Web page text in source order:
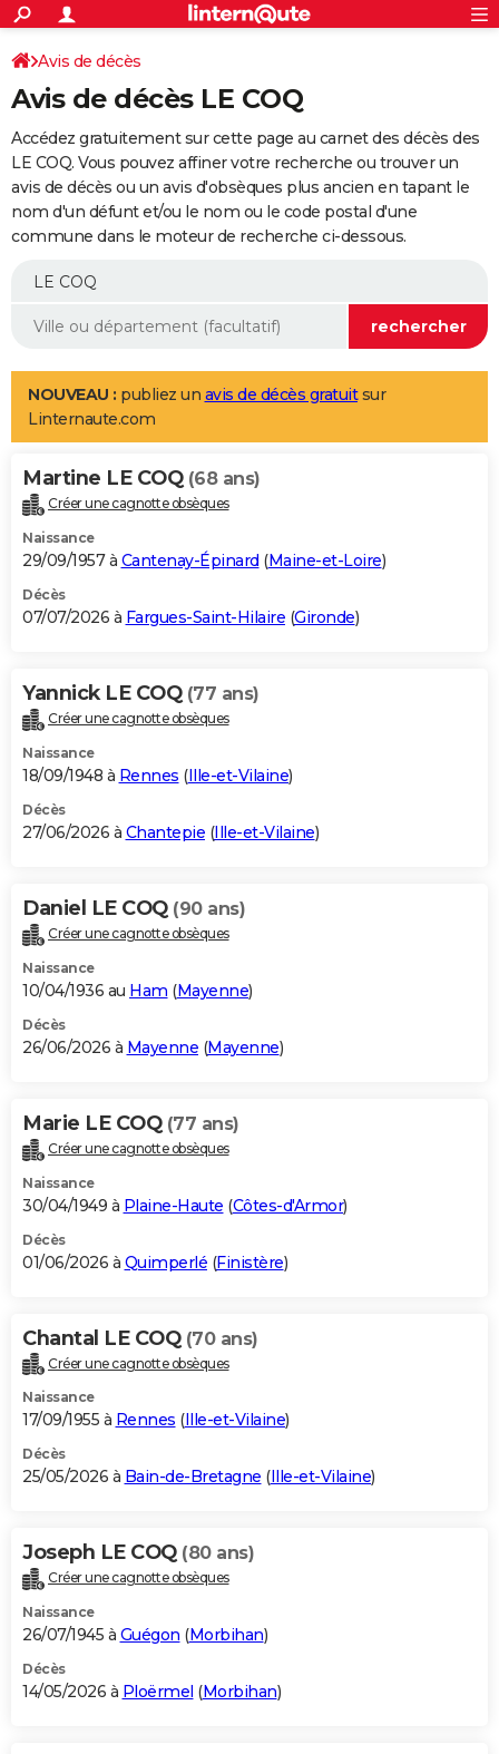
ACTUALITÉS
Politique
Société
Faits Divers
Education
Monde
Villes
+
SPORT
Coupe du monde 2026
Football
Tennis
Cyclisme
Rugby
Forum
Programme TV
TNTStreaming
Cinéma
Sorties cinéma
Musique
+FINANCE
Retraite
Epargne
Immobilier
Risques naturels par ville
Banque
Assurance
AUTO
Essais
Réserver un essai
Citadines
Berlines
SUV
Forum auto
+
Mobiles
Meilleur smartphone
Internet
Ordinateurs
Jeux vidéo
Guide high-tech
Aménagement intérieur
LIFESTYLE
Art de vivre
Bien-être
Loisirs
Mode
Modes de vie
Alimentation
Guide de la santé
Maladies
Médicaments
Sommeil
VOYAGE
Destinations
City break
Voyage nature
Voyage de noces
Forum
Climat
+PHOTO
GUIDES D'ACHAT
BONS PLANS
Carte de Noël
Carte Bonne année
Carte Saint-Valentin
Carte Pâques
Carte d'anniversaire
DICTIONNAIRE
Dictionnaire
Biographies
Citations
Expressions
Proverbes
PROGRAMME TV
S'inscrire
Se connecter
Lycées
Collèges
Primaires
Universités
Entreprises
Service militaire
Avis de recherche
AVIS DE DÉCÈS
Bricolage
Lifestyle
Culture
Sport
Auto
Television
Voyage
Cinema
Avis de décès
Avis de décès LE COQ
Accédez gratuitement sur cette page au carnet des décès des
LE COQ. Vous pouvez affiner votre recherche ou trouver un
avis de décès ou un avis d'obsèques plus ancien en tapant le
nom d'un défunt et/ou le nom ou le code postal d'une
commune dans le moteur de recherche ci-dessous.
NOUVEAU : publiez un avis de décès gratuitsur
Linternaute.com
Martine LE COQ (68 ans)
Créer une cagnotte obsèques
Naissance
29/09/1957 à Cantenay-Épinard (Maine-et-Loire)
Décès
07/07/2026 à Fargues-Saint-Hilaire (Gironde)
Yannick LE COQ (77 ans)
Créer une cagnotte obsèques
Naissance
18/09/1948 à Rennes (Ille-et-Vilaine)
Décès
27/06/2026 à Chantepie (Ille-et-Vilaine)
Daniel LE COQ (90 ans)
Créer une cagnotte obsèques
Naissance
10/04/1936 au Ham (Mayenne)
Décès
26/06/2026 à Mayenne (Mayenne)
Marie LE COQ (77 ans)
Créer une cagnotte obsèques
Naissance
30/04/1949 à Plaine-Haute (Côtes-d'Armor)
Décès
01/06/2026 à Quimperlé (Finistère)
Chantal LE COQ (70 ans)
Créer une cagnotte obsèques
Naissance
17/09/1955 à Rennes (Ille-et-Vilaine)
Décès
25/05/2026 à Bain-de-Bretagne (Ille-et-Vilaine)
Joseph LE COQ (80 ans)
Créer une cagnotte obsèques
Naissance
26/07/1945 à Guégon (Morbihan)
Décès
14/05/2026 à Ploërmel (Morbihan)